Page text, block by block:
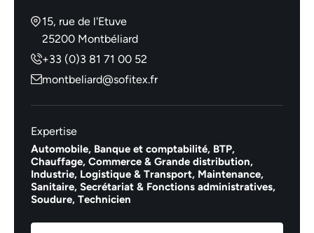
15, rue de l'Etuve
25200 Montbéliard
+33 (0)3 81 71 00 52
montbeliard@sofitex.fr
Expertise
Automobile, Banque et comptabilité, BTP,
Chauffage, Commerce & Grande distribution,
Industrie, Logistique & Transport, Maintenance,
Sanitaire, Secrétariat & Fonctions administratives,
Soudure, Technicien